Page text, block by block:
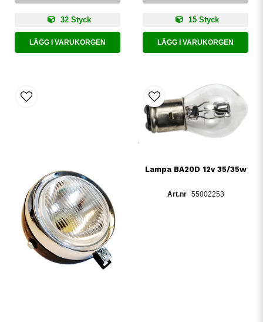
32 Styck
LÄGG I VARUKORGEN
15 Styck
LÄGG I VARUKORGEN
Lampa BA20D 12v 35/35w
55002253